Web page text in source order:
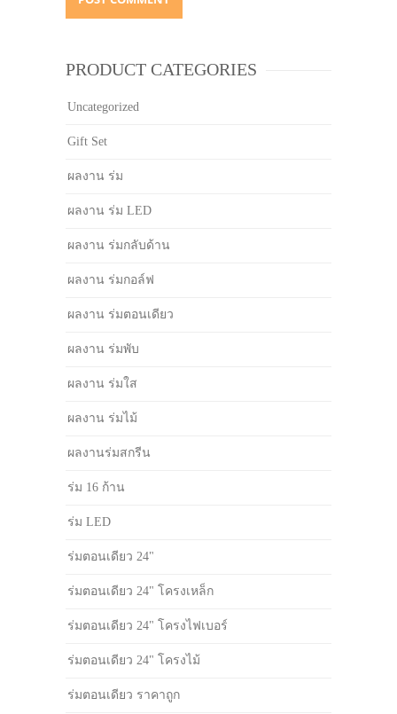
PRODUCT CATEGORIES
Uncategorized
Gift Set
ผลงาน ร่ม
ผลงาน ร่ม LED
ผลงาน ร่มกลับด้าน
ผลงาน ร่มกอล์ฟ
ผลงาน ร่มตอนเดียว
ผลงาน ร่มพับ
ผลงาน ร่มใส
ผลงาน ร่มไม้
ผลงานร่มสกรีน
ร่ม 16 ก้าน
ร่ม LED
ร่มตอนเดียว 24"
ร่มตอนเดียว 24" โครงเหล็ก
ร่มตอนเดียว 24" โครงไฟเบอร์
ร่มตอนเดียว 24" โครงไม้
ร่มตอนเดียว ราคาถูก